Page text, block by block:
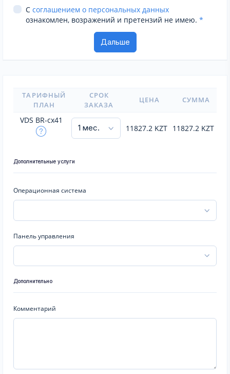
С соглашением о персональных данных
ознакомлен, возражений и претензий не имею. *
ТАРИФНЫЙ
ПЛАН
СРОК
ЗАКАЗА
ЦЕНА СУММА
VDS BR-cx41
11827.2 KZT 11827.2 KZT
Дополнительные услуги
Операционная система
Панель управления
Дополнительно
Комментарий